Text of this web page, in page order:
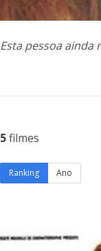
Esta pessoa ainda
5filmes
Ranking Ano